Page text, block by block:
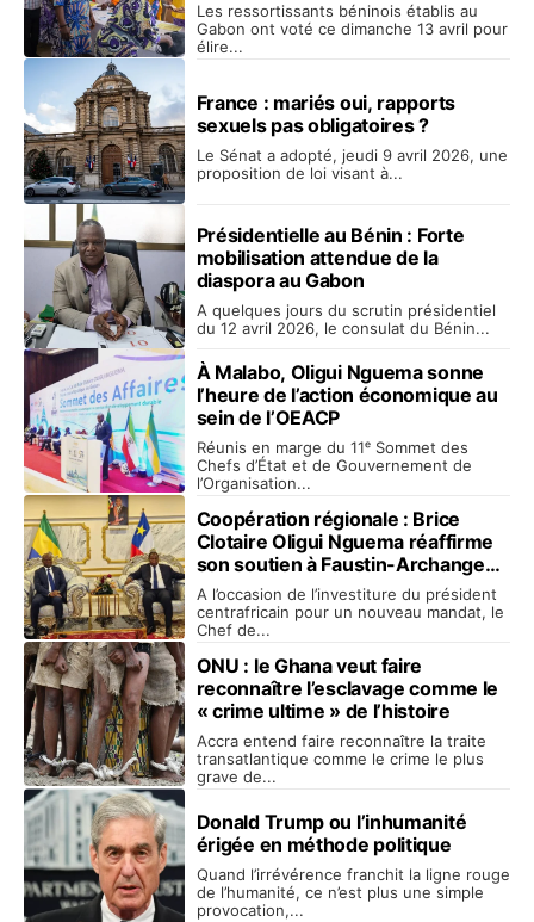
Les ressortissants béninois établis au
Gabon ont voté ce dimanche 13 avril pour
élire...
France : mariés oui, rapports
sexuels pas obligatoires ?
Le Sénat a adopté, jeudi 9 avril 2026, une
proposition de loi visant à...
Présidentielle au Bénin : Forte
mobilisation attendue de la
diaspora au Gabon
A quelques jours du scrutin présidentiel
du 12 avril 2026, le consulat du Bénin...
À Malabo, Oligui Nguema sonne
l’heure de l’action économique au
sein de l’OEACP
Réunis en marge du 11ᵉ Sommet des
Chefs d’État et de Gouvernement de
l’Organisation...
Coopération régionale : Brice
Clotaire Oligui Nguema réaffirme
son soutien à Faustin-Archange
Touadéra à Bangui
A l’occasion de l’investiture du président
centrafricain pour un nouveau mandat, le
Chef de...
ONU : le Ghana veut faire
reconnaître l’esclavage comme le
« crime ultime » de l’histoire
Accra entend faire reconnaître la traite
transatlantique comme le crime le plus
grave de...
Donald Trump ou l’inhumanité
érigée en méthode politique
Quand l’irrévérence franchit la ligne rouge
de l’humanité, ce n’est plus une simple
provocation,...